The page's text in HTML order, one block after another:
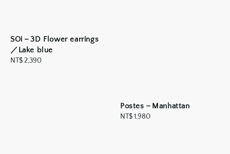
SOi－3D Flower earrings
／Lake blue
Regular
NT$ 2,390
Postes－Manhattan
Regular
NT$ 1,980